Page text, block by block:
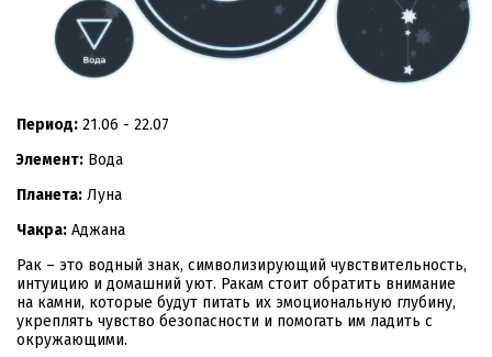
Период: 21.06 - 22.07
Элемент: Вода
Планета: Луна
Чакра: Аджана
Рак – это водный знак, символизирующий чувствительность,
интуицию и домашний уют. Ракам стоит обратить внимание
на камни, которые будут питать их эмоциональную глубину,
укреплять чувство безопасности и помогать им ладить с
окружающими.